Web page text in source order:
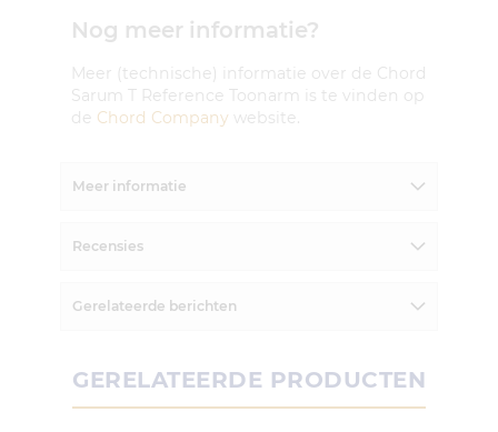
Nog meer informatie?
Meer (technische) informatie over de Chord
Sarum T Reference Toonarm is te vinden op
de Chord Company website.
Meer informatie
Recensies
Gerelateerde berichten
GERELATEERDE PRODUCTEN